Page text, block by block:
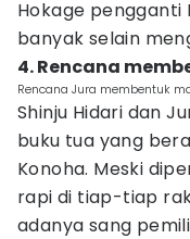
Hokage pengganti
banyak selain
4. Rencana
Rencana Jura membentuk
Shinju Hidari dan
buku tua yang
Konoha. Meski
rapi di tiap-tiap
adanya sang